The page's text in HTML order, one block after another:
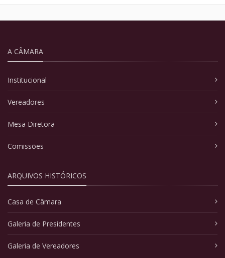
A CÂMARA
Institucional
Vereadores
Mesa Diretora
Comissões
ARQUIVOS HISTÓRICOS
Casa de Câmara
Galeria de Presidentes
Galeria de Vereadores